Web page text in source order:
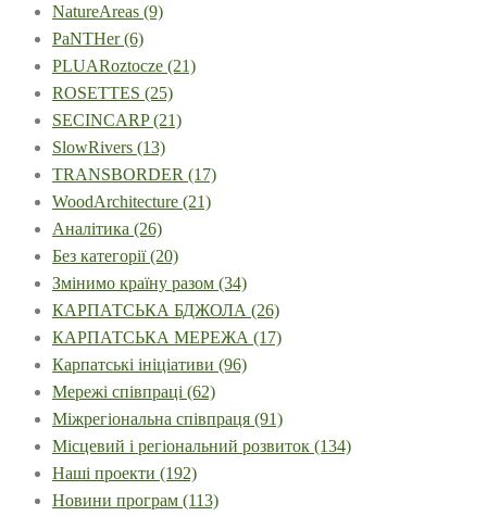
NatureAreas (9)
PaNTHer(6)
PLUARoztocze (21)
ROSETTES (25)
SECINCARP(21)
SlowRivers (13)
TRANSBORDER (17)
WoodArchitecture (21)
Аналітика (26)
Без категорії(20)
Змінимо країну разом (34)
КАРПАТСЬКА БДЖОЛА (26)
КАРПАТСЬКА МЕРЕЖА (17)
Карпатські ініціативи (96)
Мережі співпраці (62)
Міжрегіональна співпраця (91)
Місцевий і регіональний розвиток (134)
Наші проекти (192)
Новини програм (113)